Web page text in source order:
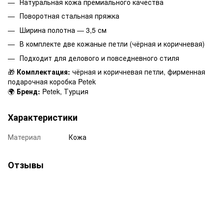
Поворотная стальная пряжка
Ширина полотна — 3,5 см
В комплекте две кожаные петли (чёрная и коричневая)
Подходит для делового и повседневного стиля
🎁 Комплектация: чёрная и коричневая петли, фирменная
подарочная коробка Petek
🌍 Бренд: Petek, Турция
Характеристики
Материал Кожа
Отзывы